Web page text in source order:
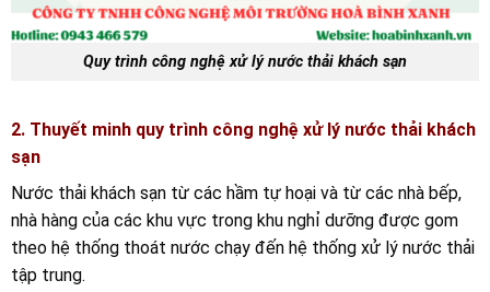
Quy trình công nghệ xử lý nước thải khách sạn
2. Thuyết minh quy trình công nghệ xử lý nước thải khách
sạn
Nước thải khách sạn từ các hầm tự hoại và từ các nhà bếp,
nhà hàng của các khu vực trong khu nghỉ dưỡng được gom
theo hệ thống thoát nước chạy đến hệ thống xử lý nước thải
tập trung.